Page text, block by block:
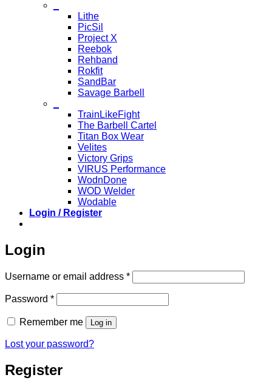
Lithe
PicSil
Project X
Reebok
Rehband
Rokfit
SandBar
Savage Barbell
TrainLikeFight
The Barbell Cartel
Titan Box Wear
Velites
Victory Grips
VIRUS Performance
WodnDone
WOD Welder
Wodable
Login / Register
Login
Username or email address *Required
Password *Required
Remember me Log in
Lost your password?
Register